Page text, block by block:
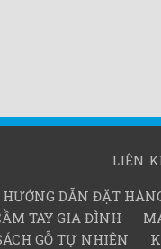
LIÊN
HƯỚNG DẪN ĐẶT
TAY GIA ĐÌNH
GỖ TỰ NHIÊN